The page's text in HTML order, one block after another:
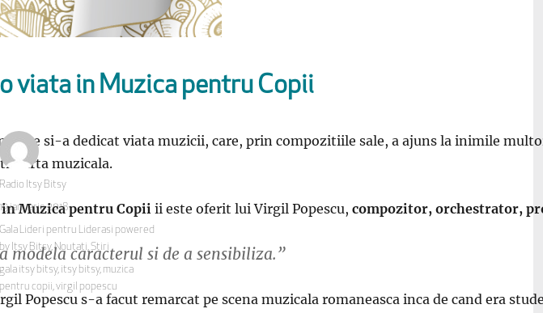
viata in Muzica pentru Copii
care si-a dedicat viata muzicii, care, prin compozitiile sale, a ajuns la inimile
arta muzicala.
Muzica pentru Copii ii este oferit lui Virgil Popescu, compozitor, orchestrator,
modela caracterul si de a sensibiliza.”
Popescu s-a facut remarcat pe scena muzicala romaneascainca de cand era
Autor
Radio Itsy Bitsy
Publicat
pe
19 ianuarie 2018
Categorii
Gala Lideri pentru Liderasi powered
by Itsy Bitsy,Noutati,Stiri
Etichete
gala itsy bitsy, itsy bitsy, muzica
pentru copii,virgil popescu